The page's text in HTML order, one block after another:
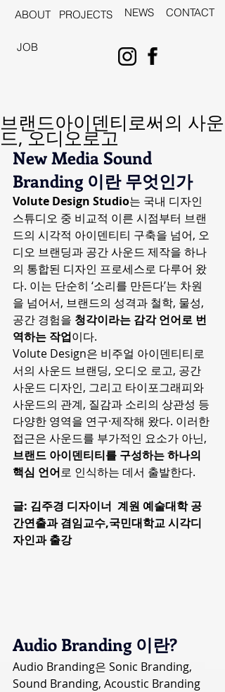
ABOUT PROJECTS NEWS CONTACT
JOB
브랜드아이덴티로써의 사운
드, 오디오로고
New Media Sound
Branding 이란 무엇인가
Volute Design Studio는 국내 디자인
스튜디오 중 비교적 이른 시점부터 브랜
드의 시각적 아이덴티티 구축을 넘어, 오
디오 브랜딩과 공간 사운드 제작을 하나
의 통합된 디자인 프로세스로 다루어 왔
다. 이는 단순히 ‘소리를 만든다’는 차원
을 넘어서, 브랜드의 성격과 철학, 물성,
공간 경험을 청각이라는 감각 언어로 번
역하는 작업이다.
Volute Design은 비주얼 아이덴티티로
서의 사운드 브랜딩, 오디오 로고, 공간
사운드 디자인, 그리고 타이포그래피와
사운드의 관계, 질감과 소리의 상관성 등
다양한 영역을 연구·제작해 왔다. 이러한
접근은 사운드를 부가적인 요소가 아닌,
브랜드 아이덴티티를 구성하는 하나의
핵심 언어로 인식하는 데서 출발한다.
글: 김주경 디자이너  계원 예술대학 공
간연출과 겸임교수,국민대학교 시각디
자인과 출강
Audio Branding 이란?
Audio Branding은 Sonic Branding,
Sound Branding, Acoustic Branding